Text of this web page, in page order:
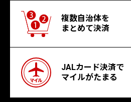
複数自治体を
まとめて決済
JALカード決済で
マイルがたまる